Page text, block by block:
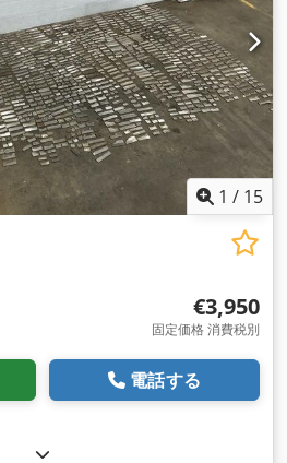
1 / 15
€3,950
固定価格 消費税別
電話する